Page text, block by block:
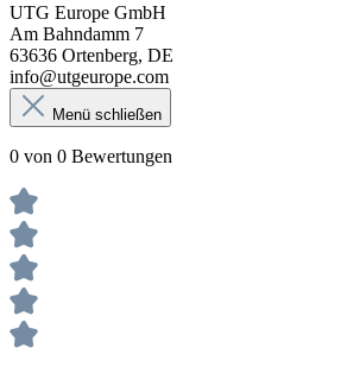
UTG Europe GmbH
Am Bahndamm 7
63636 Ortenberg, DE
info@utgeurope.com
Menü schließen
0 von 0 Bewertungen